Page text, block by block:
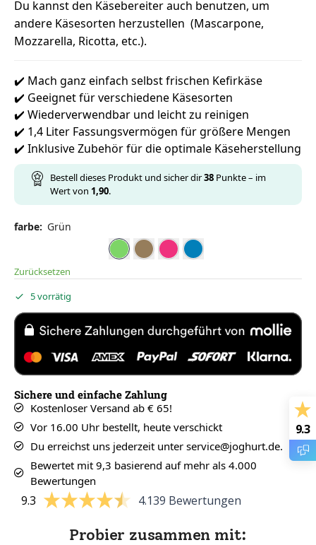
Du kannst den Käsebereiter auch benutzen, um
andere Käsesorten herzustellen (Mascarpone,
Mozzarella, Ricotta, etc.).
✔️ Mach ganz einfach selbst frischen Kefirkäse
✔️ Geeignet für verschiedene Käsesorten
✔️ Wiederverwendbar und leicht zu reinigen
✔️ 1,4 Liter Fassungsvermögen für größere Mengen
✔️ Inklusive Zubehör für die optimale Käseherstellung
Bestell dieses Produkt und sicher dir38 Punkte – im
Wert von 1,90.
farbe: Grün
Grün
Zurücksetzen
5 vorrätig
Sichere und einfache Zahlung
Kostenloser Versand ab € 65!
Vor 16.00 Uhr bestellt, heute verschickt
Du erreichst uns jederzeit unter service@joghurt.de.
Bewertet mit 9,3 basierend auf mehr als 4.000
Bewertungen
9.3 4.139 Bewertungen
Probier zusammen mit:
9.3